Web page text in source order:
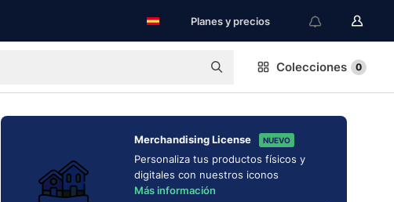
Planes y precios
Colecciones 0
Merchandising License NUEVO
Personaliza tus productos físicos y
digitales con nuestros iconos
Más información